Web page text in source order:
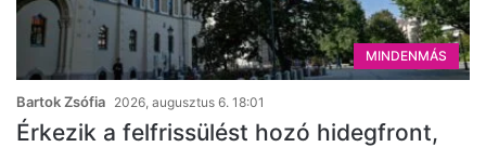
MINDENMÁS
Bartok Zsófia 2026, augusztus 6. 18:01
Érkezik a felfrissülést hozó hidegfront,